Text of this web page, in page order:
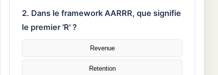
2. Dans le framework AARRR, que signifie
le premier 'R' ?
Revenue
Retention